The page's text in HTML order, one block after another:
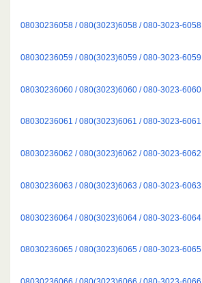
08030236058 / 080(3023)6058 / 080-3023-6058
08030236059 / 080(3023)6059 / 080-3023-6059
08030236060 / 080(3023)6060 / 080-3023-6060
08030236061 / 080(3023)6061 / 080-3023-6061
08030236062 / 080(3023)6062 / 080-3023-6062
08030236063 / 080(3023)6063 / 080-3023-6063
08030236064 / 080(3023)6064 / 080-3023-6064
08030236065 / 080(3023)6065 / 080-3023-6065